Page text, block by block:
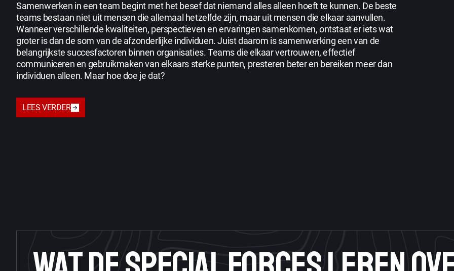
Samenwerken in een team begint met het besef dat niemand alles alleen hoeft te kunnen. De beste
teams bestaan niet uit mensen die allemaal hetzelfde zijn, maar uit mensen die elkaar aanvullen.
Wanneer verschillende kwaliteiten, perspectieven en ervaringen samenkomen, ontstaat er iets wat
groter is dan de som van de afzonderlijke individuen. Juist daarom is samenwerking een van de
belangrijkste succesfactoren binnen organisaties. Teams die elkaar vertrouwen, effectief
communiceren en gebruikmaken van elkaars sterke punten, presteren beter en bereiken meer dan
individuen alleen. Maar hoe doe je dat?
LEES VERDER